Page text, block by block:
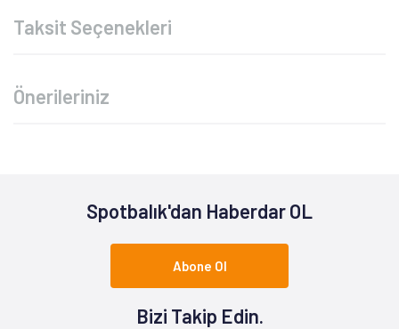
Taksit Seçenekleri
Önerileriniz
Spotbalık'dan Haberdar OL
Abone Ol
Bizi Takip Edin.